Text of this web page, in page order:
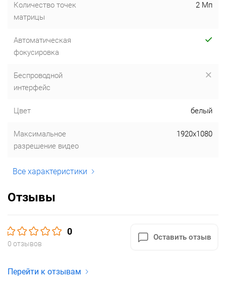
Количество точек
матрицы
2 Мп
Автоматическая
фокусировка
Беспроводной
интерфейс
Цвет белый
Максимальное
разрешение видео
1920x1080
Все характеристики
Отзывы
0
0 отзывов
Оставить отзыв
Перейти к отзывам